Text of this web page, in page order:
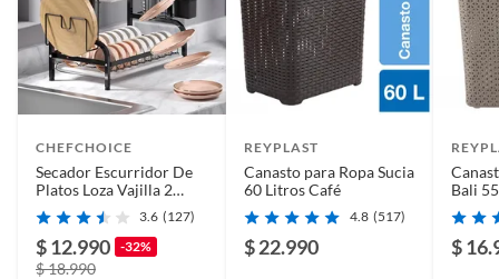
CHEFCHOICE
Secador Escurridor De
Platos Loza Vajilla 2
Niveles Secaplato
Cocina
3.6 (127)
$ 12.990 -32%
$ 18.990
REYPLAST
Canasto para Ropa Sucia
60 Litros Café
4.8 (517)
$ 22.990
Bali
$